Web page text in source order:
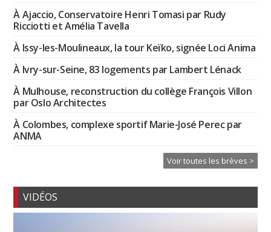
À Ajaccio, Conservatoire Henri Tomasi par Rudy
Ricciotti et Amélia Tavella
À Issy-les-Moulineaux, la tour Keïko, signée Loci Anima
À Ivry-sur-Seine, 83 logements par Lambert Lénack
À Mulhouse, reconstruction du collège François Villon
par Oslo Architectes
À Colombes, complexe sportif Marie-José Perec par
ANMA
Voir toutes les brèves >
VIDÉOS